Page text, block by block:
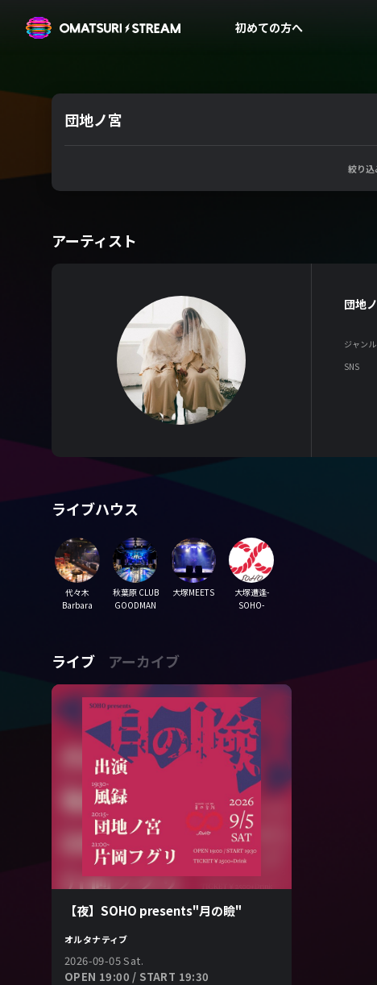
OMATSURI STREAM初めての方へ
団地ノ宮
絞り込
アーティスト
団地
ジャンル
SNS
ライブハウス
代々木
Barbara
秋葉原 CLUB
GOODMAN
大塚MEETS
大塚遭逢-
SOHO-
ライブ アーカイブ
【夜】SOHO presents"月の瞼"
オルタナティブ
2026-09-05 Sat.
OPEN 19:00 / START 19:30